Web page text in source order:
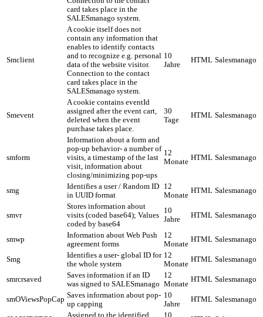
card takes place in the
SALESmanago system.
Smclient
A cookie itself does not
contain any information that
enables to identify contacts
and to recognize e.g. personal
data of the website visitor.
Connection to the contact
card takes place in the
SALESmanago system.
10
Jahre
HTML Salesmanago
Smevent
A cookie contains eventId
assigned after the event cart,
deleted when the event
purchase takes place.
30
Tage
HTML Salesmanago
smform
Information about a form and
pop-up behavior- a number of
visits, a timestamp of the last
visit, information about
closing/minimizing pop-ups
12
Monate HTML Salesmanago
smg
Identifies a user / Random ID
in UUID format
12
Monate
HTML Salesmanago
smvr
Stores information about
visits (coded base64); Values
coded by base64
10
Jahre
HTML Salesmanago
smwp
Information about Web Push
agreement forms
12
Monate
HTML Salesmanago
Smg
Identifies a user- global ID for
the whole system
12
Monate
HTML Salesmanago
smrcrsaved
Saves information if an ID
was signed to SALESmanago
12
Monate
HTML Salesmanago
smOViewsPopCap Saves information about pop-
up capping
10
Jahre
HTML Salesmanago
Assigned to the identified 10